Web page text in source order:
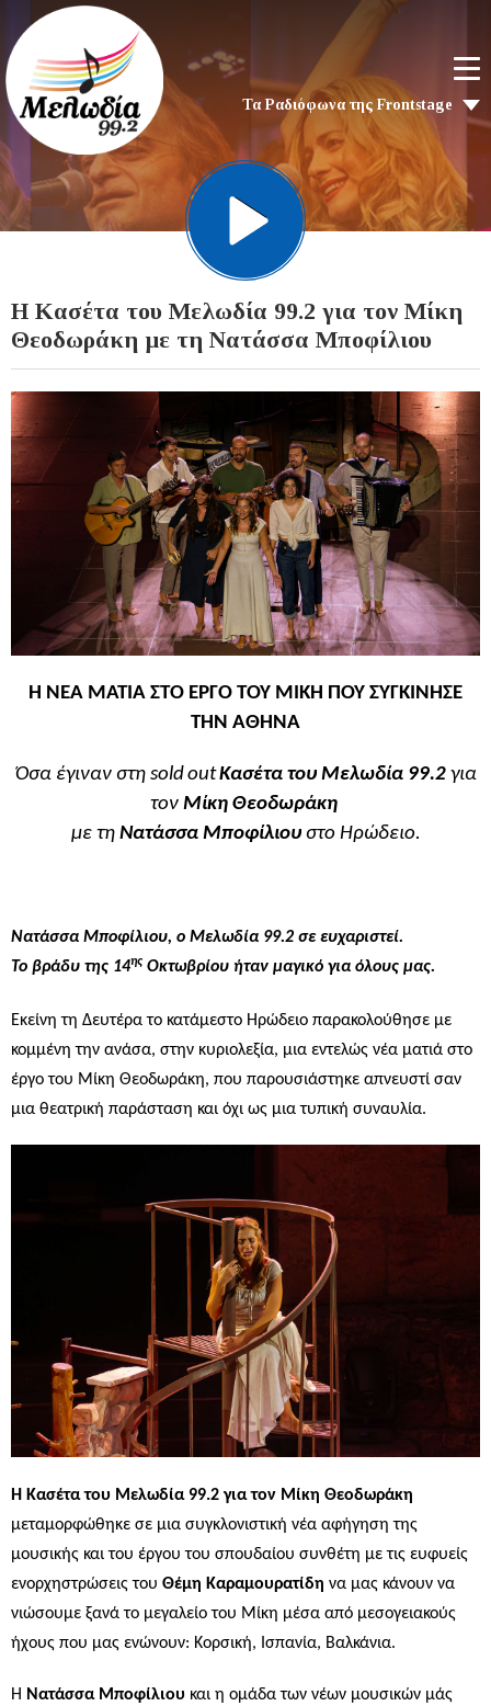
Τα Ραδιόφωνα της Frontstage
Η Κασέτα του Μελωδία 99.2 για τον Μίκη
Θεοδωράκη με τη Νατάσσα Μποφίλιου
Η ΝΕΑ ΜΑΤΙΑ ΣΤΟ ΕΡΓΟ ΤΟΥ ΜΙΚΗ ΠΟΥ ΣΥΓΚΙΝΗΣΕ
ΤΗΝ ΑΘΗΝΑ
Όσα έγιναν στη soldoutΚασέτα του Μελωδία 99.2 για
τον Μίκη Θεοδωράκη
με τη Νατάσσα Μποφίλιουστο Ηρώδειο.
Νατάσσα Μποφίλιου, ο Μελωδία 99.2 σε ευχαριστεί.
Το βράδυ της 14ης Οκτωβρίου ήταν μαγικό για όλους μας.
Εκείνη τη Δευτέρα το κατάμεστο Ηρώδειο παρακολούθησε με
κομμένη την ανάσα, στην κυριολεξία, μια εντελώς νέα ματιά στο
έργο του Μίκη Θεοδωράκη, που παρουσιάστηκε απνευστί σαν
μια θεατρική παράσταση και όχι ως μια τυπική συναυλία.
Η Κασέτα του Μελωδία 99.2 για τον Μίκη Θεοδωράκη
μεταμορφώθηκε σε μια συγκλονιστική νέα αφήγηση της
μουσικής και του έργου του σπουδαίου συνθέτη με τις ευφυείς
ενορχηστρώσεις του Θέμη Καραμουρατίδη να μας κάνουν να
νιώσουμε ξανά το μεγαλείο του Μίκη μέσα από μεσογειακούς
ήχους που μας ενώνουν: Κορσική, Ισπανία, Βαλκάνια.
Η Νατάσσα Μποφίλιου και η ομάδα των νέων μουσικών μάς